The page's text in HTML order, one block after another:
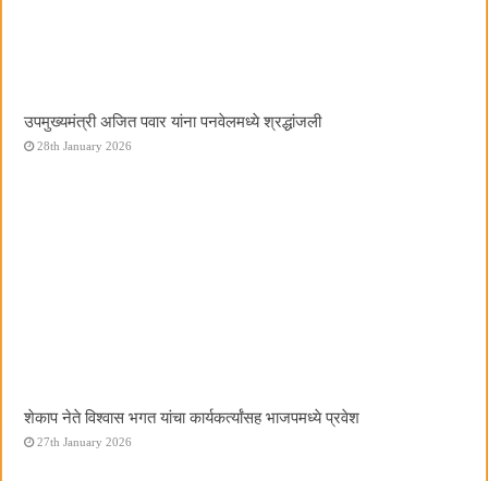
उपमुख्यमंत्री अजित पवार यांना पनवेलमध्ये श्रद्धांजली
28th January 2026
शेकाप नेते विश्वास भगत यांचा कार्यकर्त्यांसह भाजपमध्ये प्रवेश
27th January 2026